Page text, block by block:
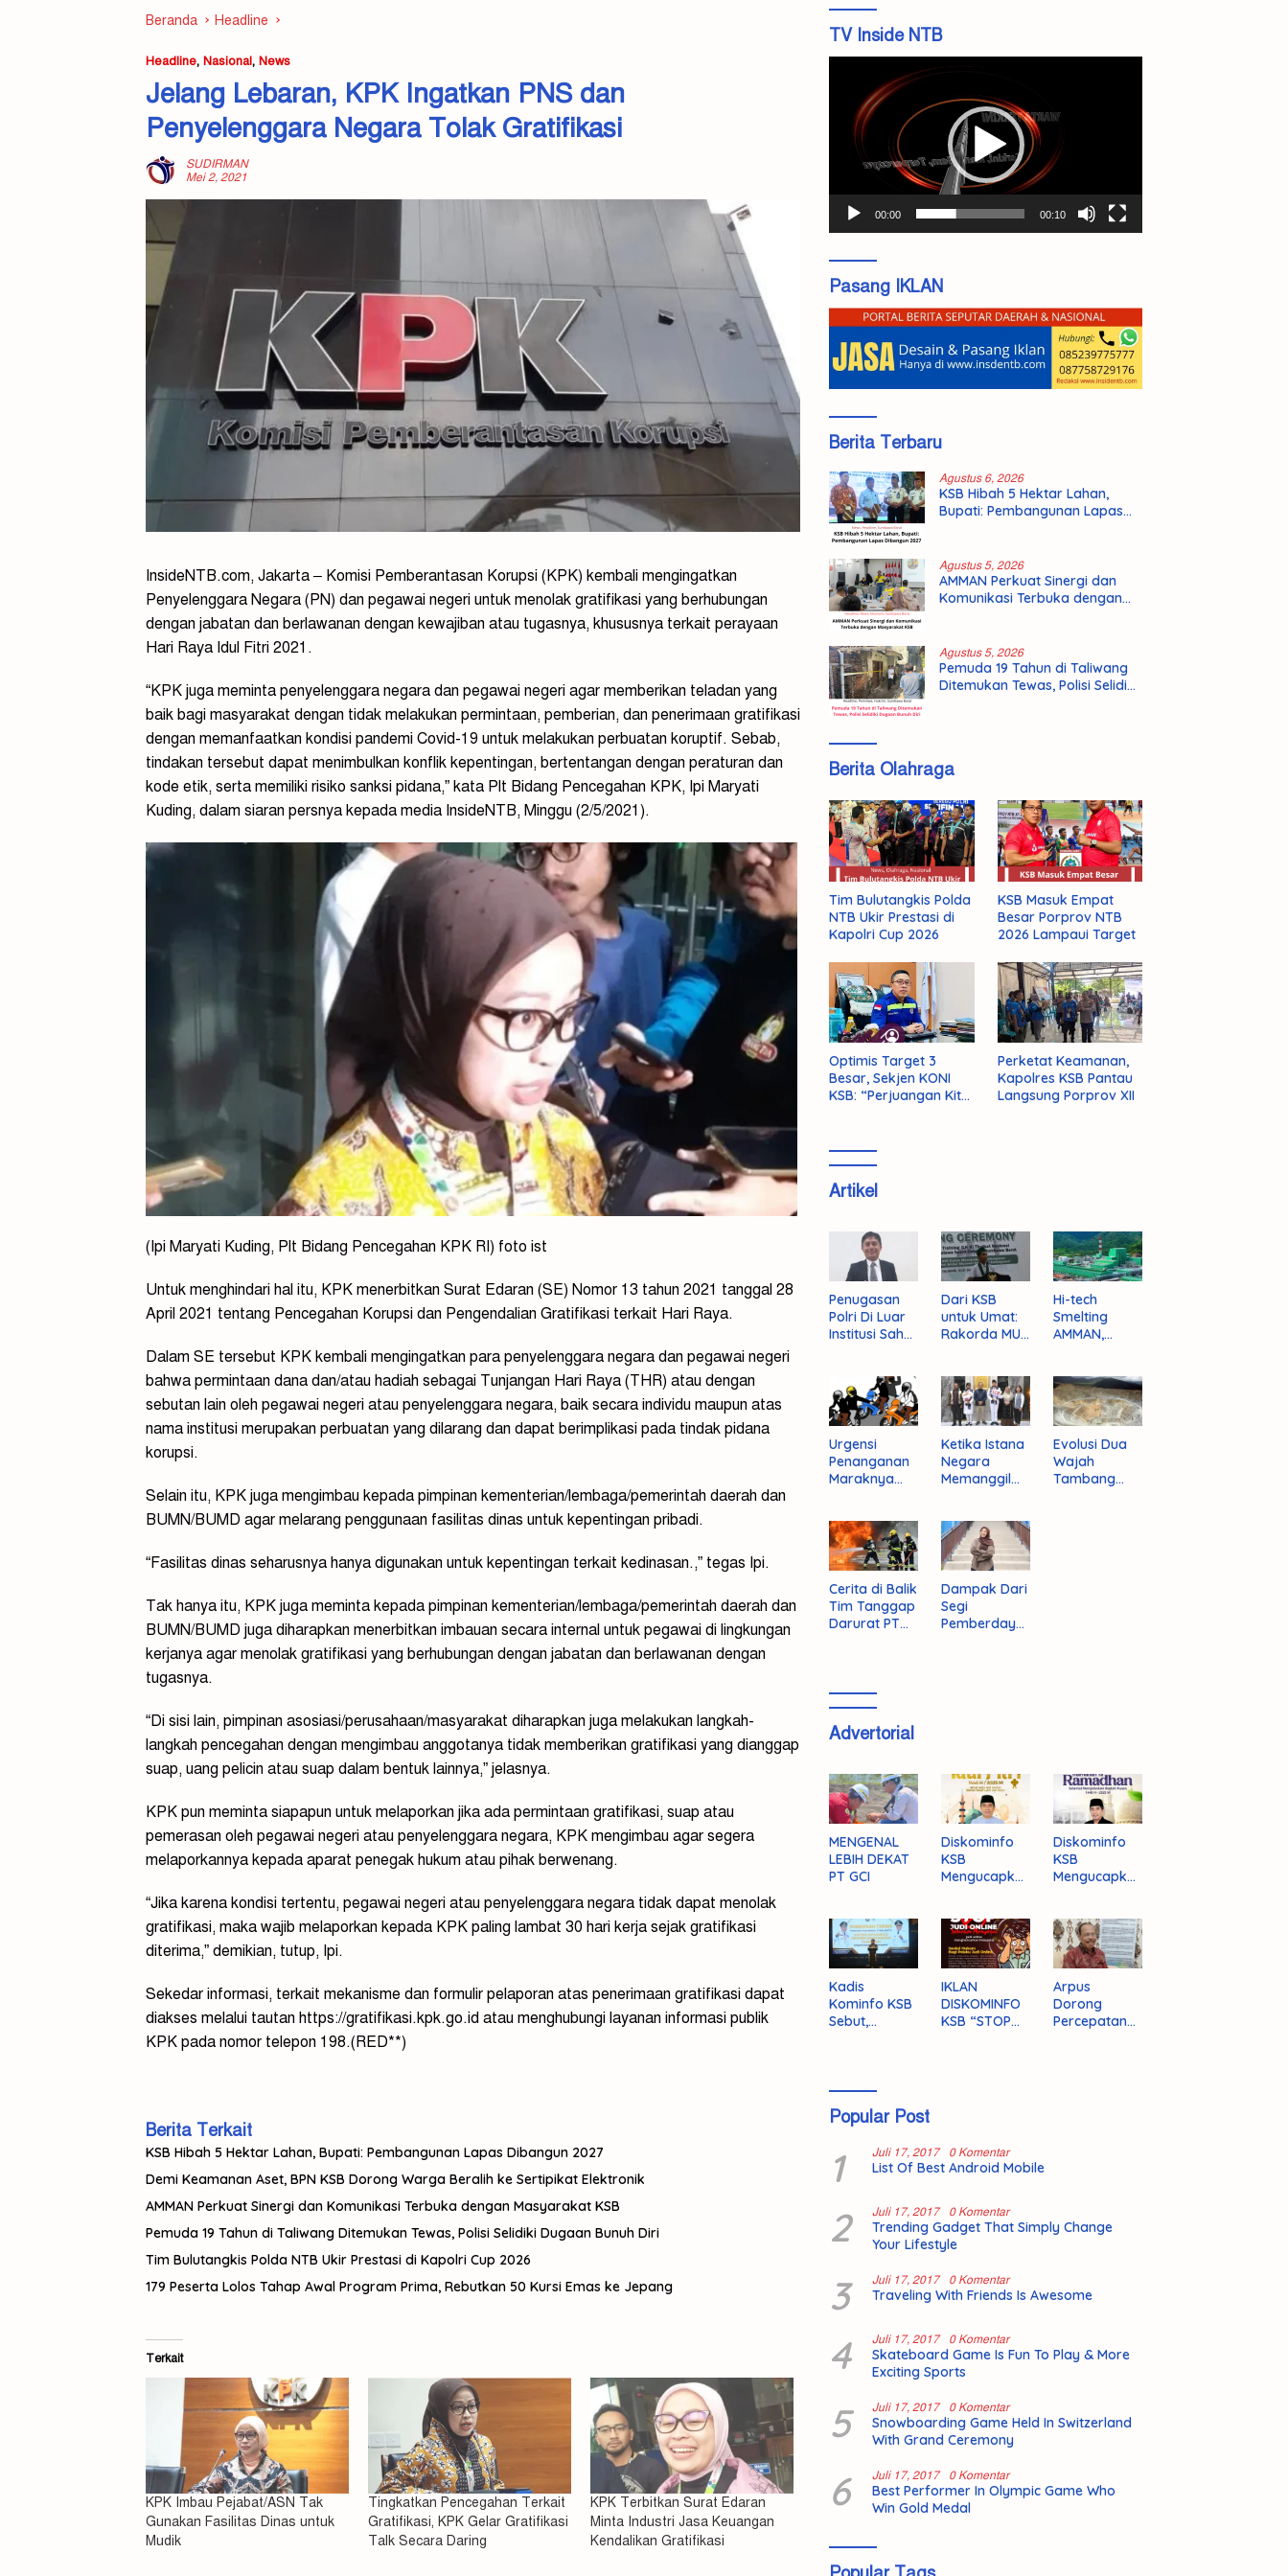
Beranda Headline
Headline, Nasional, News
Jelang Lebaran, KPK Ingatkan PNS dan
Penyelenggara Negara Tolak Gratifikasi
SUDIRMAN
Mei 2, 2021
InsideNTB.com, Jakarta – Komisi Pemberantasan Korupsi (KPK) kembali mengingatkan
Penyelenggara Negara (PN) dan pegawai negeri untuk menolak gratifikasi yang berhubungan
dengan jabatan dan berlawanan dengan kewajiban atau tugasnya, khususnya terkait perayaan
Hari Raya Idul Fitri 2021.
“KPK juga meminta penyelenggara negara dan pegawai negeri agar memberikan teladan yang
baik bagi masyarakat dengan tidak melakukan permintaan, pemberian, dan penerimaan gratifikasi
dengan memanfaatkan kondisi pandemi Covid-19 untuk melakukan perbuatan koruptif. Sebab,
tindakan tersebut dapat menimbulkan konflik kepentingan, bertentangan dengan peraturan dan
kode etik, serta memiliki risiko sanksi pidana,” kata Plt Bidang Pencegahan KPK, Ipi Maryati
Kuding, dalam siaran persnya kepada media InsideNTB, Minggu (2/5/2021).
(Ipi Maryati Kuding, Plt Bidang Pencegahan KPK RI) foto ist
Untuk menghindari hal itu, KPK menerbitkan Surat Edaran (SE) Nomor 13 tahun 2021 tanggal 28
April 2021 tentang Pencegahan Korupsi dan Pengendalian Gratifikasi terkait Hari Raya.
Dalam SE tersebut KPK kembali mengingatkan para penyelenggara negara dan pegawai negeri
bahwa permintaan dana dan/atau hadiah sebagai Tunjangan Hari Raya (THR) atau dengan
sebutan lain oleh pegawai negeri atau penyelenggara negara, baik secara individu maupun atas
nama institusi merupakan perbuatan yang dilarang dan dapat berimplikasi pada tindak pidana
korupsi.
Selain itu, KPK juga mengimbau kepada pimpinan kementerian/lembaga/pemerintah daerah dan
BUMN/BUMD agar melarang penggunaan fasilitas dinas untuk kepentingan pribadi.
“Fasilitas dinas seharusnya hanya digunakan untuk kepentingan terkait kedinasan.,” tegas Ipi.
Tak hanya itu, KPK juga meminta kepada pimpinan kementerian/lembaga/pemerintah daerah dan
BUMN/BUMD juga diharapkan menerbitkan imbauan secara internal untuk pegawai di lingkungan
kerjanya agar menolak gratifikasi yang berhubungan dengan jabatan dan berlawanan dengan
tugasnya.
“Di sisi lain, pimpinan asosiasi/perusahaan/masyarakat diharapkan juga melakukan langkah-
langkah pencegahan dengan mengimbau anggotanya tidak memberikan gratifikasi yang dianggap
suap, uang pelicin atau suap dalam bentuk lainnya,” jelasnya.
KPK pun meminta siapapun untuk melaporkan jika ada permintaan gratifikasi, suap atau
pemerasan oleh pegawai negeri atau penyelenggara negara, KPK mengimbau agar segera
melaporkannya kepada aparat penegak hukum atau pihak berwenang.
“Jika karena kondisi tertentu, pegawai negeri atau penyelenggara negara tidak dapat menolak
gratifikasi, maka wajib melaporkan kepada KPK paling lambat 30 hari kerja sejak gratifikasi
diterima,” demikian, tutup, Ipi.
Sekedar informasi, terkait mekanisme dan formulir pelaporan atas penerimaan gratifikasi dapat
diakses melalui tautan https://gratifikasi.kpk.go.id atau menghubungi layanan informasi publik
KPK pada nomor telepon 198.(RED**)
Berita Terkait
KSB Hibah 5 Hektar Lahan, Bupati: Pembangunan Lapas Dibangun 2027
Demi Keamanan Aset, BPN KSB Dorong Warga Beralih ke Sertipikat Elektronik
AMMAN Perkuat Sinergi dan Komunikasi Terbuka dengan Masyarakat KSB
Pemuda 19 Tahun di Taliwang Ditemukan Tewas, Polisi Selidiki Dugaan Bunuh Diri
Tim Bulutangkis Polda NTB Ukir Prestasi di Kapolri Cup 2026
179 Peserta Lolos Tahap Awal Program Prima, Rebutkan 50 Kursi Emas ke Jepang
Terkait
KPK Imbau Pejabat/ASN Tak
Gunakan Fasilitas Dinas untuk
Mudik
Tingkatkan Pencegahan Terkait
Gratifikasi, KPK Gelar Gratifikasi
Talk Secara Daring
KPK Terbitkan Surat Edaran
Minta Industri Jasa Keuangan
Kendalikan Gratifikasi
TV Inside NTB
00:00 00:10
Pasang IKLAN
Berita Terbaru
Agustus 6, 2026
KSB Hibah 5 Hektar Lahan,
Bupati: Pembangunan Lapas
Agustus 5, 2026
AMMAN Perkuat Sinergi dan
Komunikasi Terbuka dengan
Agustus 5, 2026
Pemuda 19 Tahun di Taliwang
Ditemukan Tewas, Polisi Selidiki
Berita Olahraga
Tim Bulutangkis Polda
NTB Ukir Prestasi di
Kapolri Cup 2026
KSB Masuk Empat
Besar Porprov NTB
2026 Lampaui Target
Optimis Target 3
Besar, Sekjen KONI
KSB: “Perjuangan Kita
Perketat Keamanan,
Kapolres KSB Pantau
Langsung Porprov XII
Artikel
Penugasan
Polri Di Luar
Institusi Sah
Hukum
Administrasi
Negara
Dari KSB
untuk Umat:
Rakorda MUI
Kebangkitan
Moral Para
Ulama
Hi-tech
Smelting
AMMAN,
Rajai
Produsen
Tembaga
Dunia
Urgensi
Penanganan
Maraknya
Sumbawa
Barat
Ketika Istana
Negara
Memanggil
Evolusi Dua
Wajah
Tambang
Cerita di Balik
Tim Tanggap
Darurat PT
Dampak Dari
Segi
Pemberdaya
Advertorial
MENGENAL
LEBIH DEKAT
PT GCI
Diskominfo
KSB
Mengucapka
Idul Fitri 1446
H/2025 M
Diskominfo
KSB
Mengucapka
Ibadah Puasa
1446 H/2025
M
Kadis
Kominfo KSB
Sebut,
IKLAN
DISKOMINFO
KSB “STOP
Arpus
Dorong
Percepatan
Popular Post
1 Juli 17, 2017 0 Komentar
List Of Best Android Mobile
2 Juli 17, 2017 0 Komentar
Trending Gadget That Simply Change
Your Lifestyle
3 Juli 17, 2017 0 Komentar
Traveling With Friends Is Awesome
4 Juli 17, 2017 0 Komentar
Skateboard Game Is Fun To Play & More
Exciting Sports
5 Juli 17, 2017 0 Komentar
Snowboarding Game Held In Switzerland
With Grand Ceremony
6 Juli 17, 2017 0 Komentar
Best Performer In Olympic Game Who
Win Gold Medal